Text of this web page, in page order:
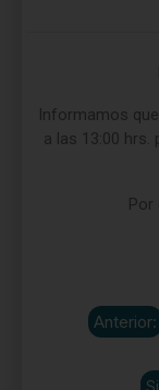
Informamos
a las 13:00
Por
Anterior: